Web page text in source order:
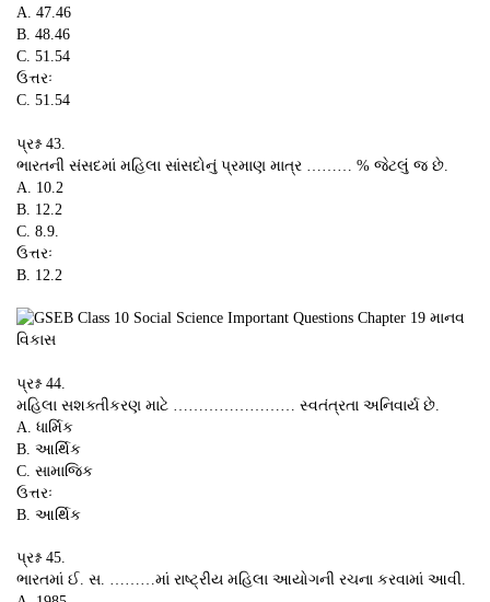
A. 47.46
B. 48.46
C. 51.54
ઉત્તરઃ
C. 51.54
પ્રશ્ન 43.
ભારતની સંસદમાં મહિલા સાંસદોનું પ્રમાણ માત્ર ……… % જેટલું જ છે.
A. 10.2
B. 12.2
C. 8.9.
ઉત્તરઃ
B. 12.2
પ્રશ્ન 44.
મહિલા સશક્તીકરણ માટે …………………… સ્વતંત્રતા અનિવાર્ય છે.
A. ધાર્મિક
B. આર્થિક
C. સામાજિક
ઉત્તરઃ
B. આર્થિક
પ્રશ્ન 45.
ભારતમાં ઈ. સ. ………માં રાષ્ટ્રીય મહિલા આયોગની રચના કરવામાં આવી.